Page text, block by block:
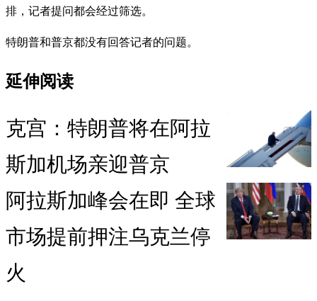
排，记者提问都会经过筛选。
特朗普和普京都没有回答记者的问题。
延伸阅读
克宫：特朗普将在阿拉
斯加机场亲迎普京
阿拉斯加峰会在即 全球
市场提前押注乌克兰停
火